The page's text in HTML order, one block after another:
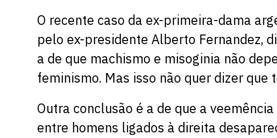
O recente caso da ex-primeira-dama
pelo ex-presidente Alberto Fernandez,
a de que machismo e misoginia não
feminismo. Mas isso não quer dizer
Outra conclusão é a de que a
entre homens ligados à direita